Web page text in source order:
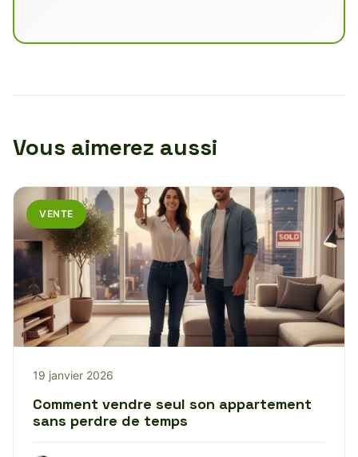
Vous aimerez aussi
VENTE
19 janvier 2026
Comment vendre seul son appartement
sans perdre de temps